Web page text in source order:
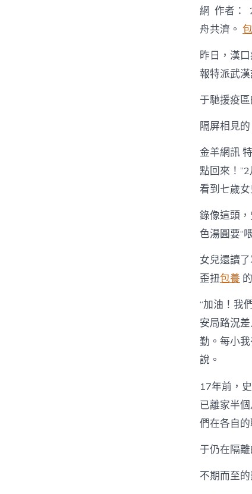
網 作者：
舟共濟。
昨日，漢
報特派武
于馳援疫
隔屏相見的
金羊網訊
點回來！
看到七歲
錄像這頭
色湯圓要“
女兒還讀
歪扭包養
“加油！我
安局路況
勤。每小
說。
17年前，
已離家半個
們在各自
于仍在隔
不期而至